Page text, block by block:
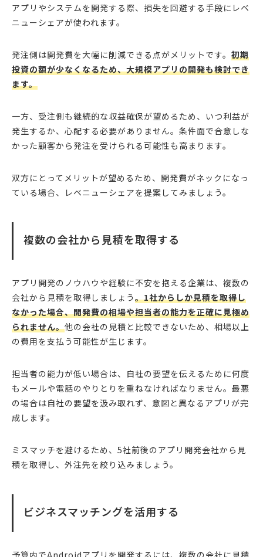
アプリやシステムを開発する際、損失を回避する手段にレベ
ニューシェアが使われます。
発注側は開発費を大幅に削減できる点がメリットです。 初期
投資の額が少なくなるため、大規模アプリの開発も検討でき
ます。
一方、受注側も継続的な収益確保が望めるため、いつ利益が
発生するか、心配する必要がありません。条件面で合意しな
かった顧客から発注を受けられる可能性も高まります。
双方にとってメリットが望めるため、開発費がネックになっ
ている場合、レベニューシェアを提案してみましょう。
複数の会社から見積を取得する
アプリ開発のノウハウや経験に不安を抱える企業は、複数の
会社から見積を取得しましょう 。1社からしか見積を取得し
なかった場合、開発費の相場や担当者の能力を正確に見極め
られません。他の会社の見積と比較できないため、相場以上
の費用を支払う可能性が生じます。
担当者の能力が低い場合は、自社の要望を伝えるために何度
もメールや電話のやりとりを重ねなければなりません。最悪
の場合は自社の要望を汲み取れず、意図と異なるアプリが完
成します。
ミスマッチを避けるため、5社前後のアプリ開発会社から見
積を取得し、外注先を絞り込みましょう。
ビジネスマッチングを活用する